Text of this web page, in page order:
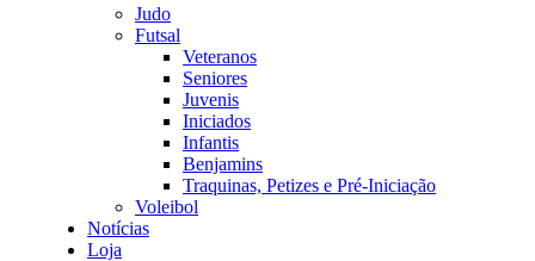
Judo
Futsal
Veteranos
Seniores
Juvenis
Iniciados
Infantis
Benjamins
Traquinas, Petizes e Pré-Iniciação
Voleibol
Notícias
Loja